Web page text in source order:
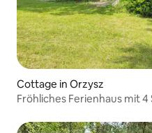
Cottage in Orzysz
Fröhliches Ferienhaus mit